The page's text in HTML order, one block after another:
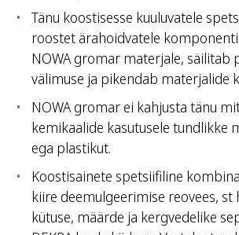
s
Tänu koostisesse kuuluvatele
roostet ärahoidvatele
NOWA gromar materjale, säilitab
välimuse ja pikendab materjalide
NOWA gromar ei kahjusta tänu
kemikaalide kasutusele tundlikke
ega plastikut.
Koostisainete spetsiifiline
kiire deemulgeerimise reovees, st
kütuse, määrde ja kergvedelike